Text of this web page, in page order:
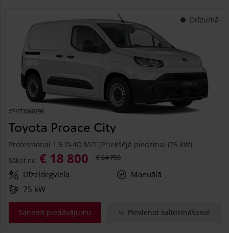
Drīzumā
#PVT3060298
Toyota Proace City
Professional 1.5 D-4D M/T (Priekšējā piedziņa) (75 kW)
Sākot no € 18 800 € 24 750
Dīzeļdegviela
Manuālā
75 kW
Saņemt piedāvājumu Pievienot salīdzināšanai